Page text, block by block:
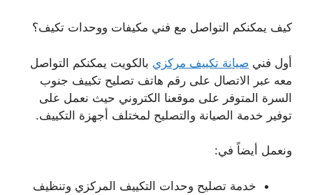
كيف يمكنكم التواصل مع فني مكيفات ووحدات تكيف؟
أول فني صيانة تكييف مركزي بالكويت يمكنكم التواصل
معه عبر الاتصال على رقم هاتف تصليح تكييف جنوب
السرة المتوفر على موقعنا الكتروني حيث نعمل على
توفير خدمة الصيانة والتصليح لمختلف أجهزة التكييف.
ونعمل أيضاً في:
خدمة تصليح وحدات التكييف المركزي وتنظيف